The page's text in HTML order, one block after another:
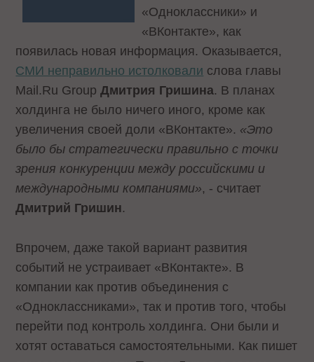
«Одноклассники» и
«ВКонтакте», как
появилась новая информация. Оказывается,
СМИ неправильно истолковали слова главы
Mail.Ru GroupДмитрия Гришина. В планах
холдинга не было ничего иного, кроме как
увеличения своей доли «ВКонтакте». «Это
было бы стратегически правильно с точки
зрения конкуренции между российскими и
международными компаниями», - считает
Дмитрий Гришин.
Впрочем, даже такой вариант развития
событий не устраивает «ВКонтакте». В
компании как против объединения с
«Одноклассниками», так и против того, чтобы
перейти под контроль холдинга. Они были и
хотят оставаться самостоятельными. Как пишет